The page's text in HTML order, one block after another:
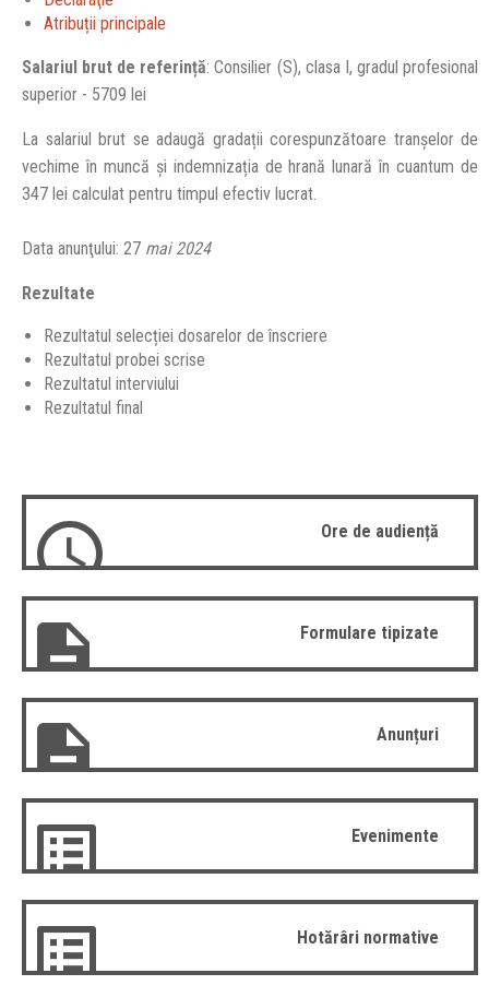
Atribuții principale
Salariul brut de referință: Consilier (S), clasa I, gradul profesional
superior - 5709 lei
La salariul brut se adaugă gradații corespunzătoare tranșelor de
vechime în muncă și indemnizația de hrană lunară în cuantum de
347 lei calculat pentru timpul efectiv lucrat.
Data anunţului: 27 mai 2024
Rezultate
Rezultatul selecției dosarelor de înscriere
Rezultatul probei scrise
Rezultatul interviului
Rezultatul final
Ore de audiență
Formulare tipizate
Anunțuri
Evenimente
Hotărâri normative